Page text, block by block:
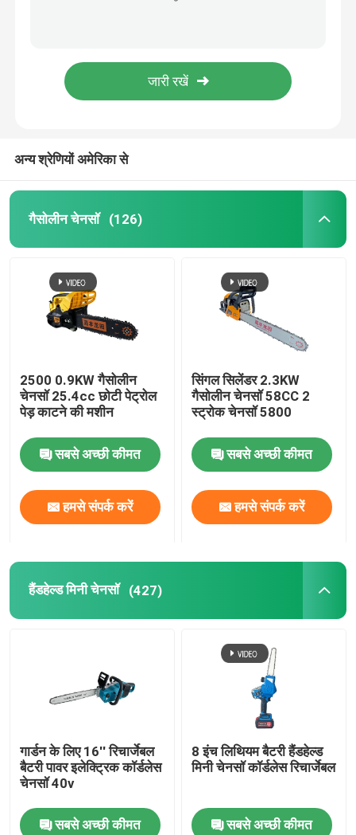
इलेक्ट्रिक प्रूनर शियर्स
चेनसॉ पार्ट्स
ब्रश कटर पार्ट्स
ताररहित हेज ट्रिमर
लॉन की घास काटने वाली मशीन
पत्ती और बर्फ बनाने वाला
अन्य
बागवानी उपकरण चेनसॉ पार्ट्स चेनसॉ गाइड बार 36 इंच
अन्य श्रेणियों अमेरिका से
गैसोलीन चेनसॉ (126)
2500 0.9KW गैसोलीन
चेनसॉ 25.4cc छोटी पेट्रोल
पेड़ काटने की मशीन
सबसे अच्छी कीमत
हमसे संपर्क करें
सिंगल सिलेंडर 2.3KW
गैसोलीन चेनसॉ 58CC 2
स्ट्रोक चेनसॉ 5800
सबसे अच्छी कीमत
हमसे संपर्क करें
हैंडहेल्ड मिनी चेनसॉ (427)
गार्डन के लिए 16'' रिचार्जेबल
बैटरी पावर इलेक्ट्रिक कॉर्डलेस
चेनसॉ 40v
सबसे अच्छी कीमत
8 इंच लिथियम बैटरी हैंडहेल्ड
मिनी चेनसॉ कॉर्डलेस रिचार्जेबल
सबसे अच्छी कीमत